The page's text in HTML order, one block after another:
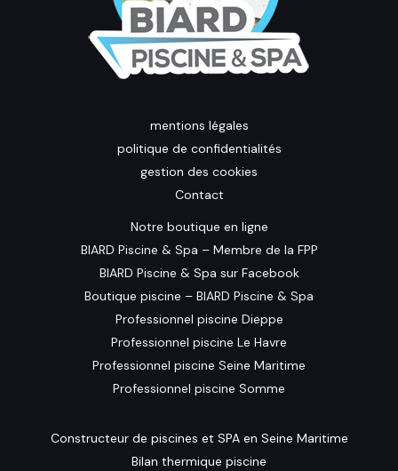
mentions légales
politique de confidentialités
gestion des cookies
Contact
Notre boutique en ligne
BIARD Piscine & Spa – Membre de la FPP
BIARD Piscine & Spa sur Facebook
Boutique piscine – BIARD Piscine & Spa
Professionnel piscine Dieppe
Professionnel piscine Le Havre
Professionnel piscine Seine Maritime
Professionnel piscine Somme
Constructeur de piscines et SPA en Seine Maritime
Bilan thermique piscine